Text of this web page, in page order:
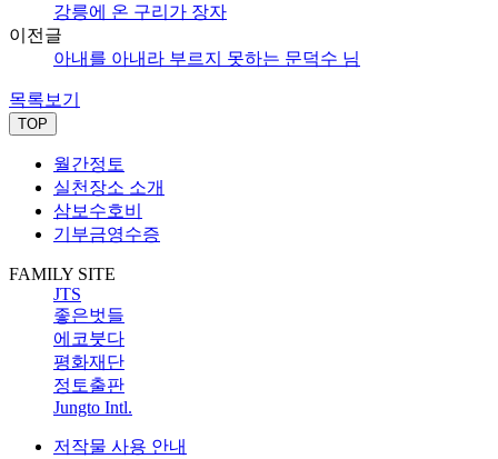
강릉에 온 구리가 장자
이전글
아내를 아내라 부르지 못하는 문덕수 님
목록보기
TOP
월간정토
실천장소 소개
삼보수호비
기부금영수증
FAMILY SITE
JTS
좋은벗들
에코붓다
평화재단
정토출판
Jungto Intl.
저작물 사용 안내